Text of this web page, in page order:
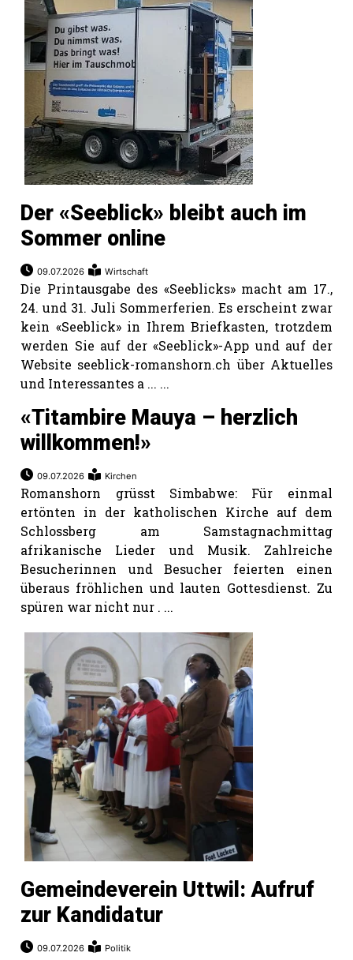
Der «Seeblick» bleibt auch im
Sommer online
09.07.2026 Wirtschaft
Die Printausgabe des «Seeblicks» macht am 17.,
24. und 31. Juli Sommerferien. Es erscheint zwar
kein «Seeblick» in Ihrem Briefkasten, trotzdem
werden Sie auf der «Seeblick»-App und auf der
Website seeblick-romanshorn.ch über Aktuelles
und Interessantes a ... ...
«Titambire Mauya – herzlich
willkommen!»
09.07.2026 Kirchen
Romanshorn grüsst Simbabwe: Für einmal
ertönten in der katholischen Kirche auf dem
Schlossberg am Samstagnachmittag
afrikanische Lieder und Musik. Zahlreiche
Besucherinnen und Besucher feierten einen
überaus fröhlichen und lauten Gottesdienst. Zu
spüren war nicht nur . ...
Gemeindeverein Uttwil: Aufruf
zur Kandidatur
09.07.2026 Politik